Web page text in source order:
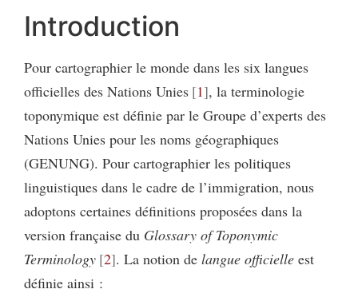
Introduction
Pour cartographier le monde dans les six langues
officielles des Nations Unies 1 , la terminologie
toponymique est définie par le Groupe d’experts des
Nations Unies pour les noms géographiques
(GENUNG). Pour cartographier les politiques
linguistiques dans le cadre de l’immigration, nous
adoptons certaines définitions proposées dans la
version française du Glossary of Toponymic
Terminology 2 . La notion de langue officielle est
définie ainsi :